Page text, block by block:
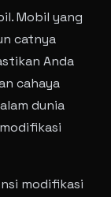
Mobil yang
catnya
Anda
cahaya
dunia
modifikasi